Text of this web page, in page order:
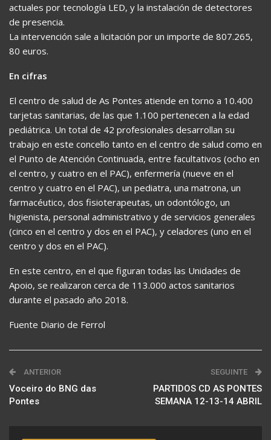
actuales por tecnología LED, y la instalación de detectores
de presencia.
La intervención sale a licitación por un importe de 807.265,
80 euros.
En cifras
El centro de salud de As Pontes atiende en torno a 10.400
tarjetas sanitarias, de las que 1.100 pertenecen a la edad
pediátrica. Un total de 42 profesionales desarrollan su
trabajo en este concello tanto en el centro de salud como en
el Punto de Atención Continuada, entre facultativos (ocho en
el centro, y cuatro en el PAC), enfermería (nueve en el
centro y cuatro en el PAC), un pediatra, una matrona, un
farmacéutico, dos fisioterapeutas, un odontólogo, un
higienista, personal administrativo y de servicios generales
(cinco en el centro y dos en el PAC), y celadores (uno en el
centro y dos en el PAC).
En este centro, en el que figuran todas las Unidades de
Apoio, se realizaron cerca de 113.000 actos sanitarios
durante el pasado año 2018.
Fuente Diario de Ferrol
ANTERIOR
Voceiro do BNG das
Pontes
SEGUINTE
PARTIDOS CD AS PONTES
SEMANA 12-13-14 ABRIL